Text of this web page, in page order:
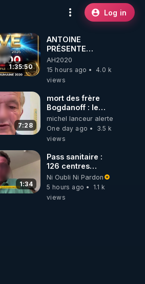
Log in
1:35:50
ANTOINE
PRÉSENTE
AH2020 LE LIVE
20H ***DU
06/08/2026***
AH2020
15 hours ago
4.0 k
views
7:28
mort des frère
Bogdanoff : le
mensonge d état
michel lanceur alerte
One day ago
3.5 k
views
1:34
Pass sanitaire :
126 centres
commerciaux
concernés par
l'obligation dans
Ni Oubli Ni Pardon
5 hours ago
1.1 k
views